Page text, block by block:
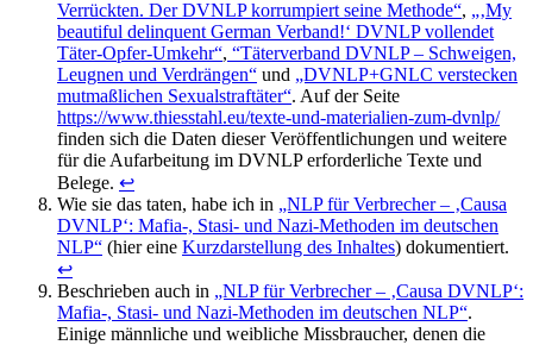
Verrückten. Der DVNLP korrumpiert seine Methode“, „‚My
beautiful delinquent German Verband!‘ DVNLP vollendet
Täter-Opfer-Umkehr“, “Täterverband DVNLP – Schweigen,
Leugnen und Verdrängen“ und „DVNLP+GNLC verstecken
mutmaßlichen Sexualstraftäter“. Auf der Seite
https://www.thiesstahl.eu/texte-und-materialien-zum-dvnlp/
finden sich die Daten dieser Veröffentlichungen und weitere
für die Aufarbeitung im DVNLP erforderliche Texte und
Belege. ↩
Wie sie das taten, habe ich in „NLP für Verbrecher – ‚Causa
DVNLP‘: Mafia-, Stasi- und Nazi-Methoden im deutschen
NLP“ (hier eine Kurzdarstellung des Inhaltes) dokumentiert.
↩
Beschrieben auch in „NLP für Verbrecher – ‚Causa DVNLP‘:
Mafia-, Stasi- und Nazi-Methoden im deutschen NLP“.
Einige männliche und weibliche Missbraucher, denen die